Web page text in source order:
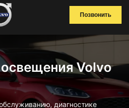
Позвонить
Volvo
диагностике